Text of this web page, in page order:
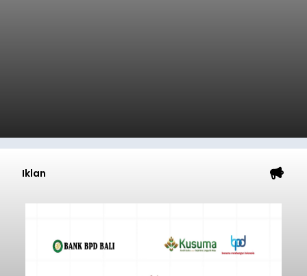
Iklan